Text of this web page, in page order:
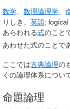
数学 数理論理学
りしき、 英語:
あらわれる式のこと
あわせた式のことで
ここでは古典論理の
くの論理体系につい
命題論理